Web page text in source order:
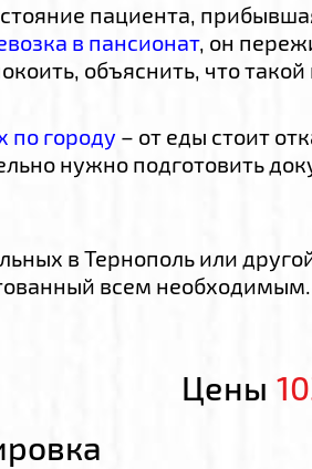
пациента,
в пансионат, он
объяснить, что
по городу – от еды стоит
нужно подготовить
в Тернополь или
всем
Цены